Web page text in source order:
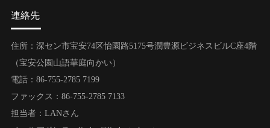
連絡先
住所：深セン市宝安74区怡園路5175号潤豊源ビジネスビルC座4階
（宝安公園山語華庭向かい）
電話：86-755-2785 7199
ファックス：86-755-2785 7133
担当者：LANさん